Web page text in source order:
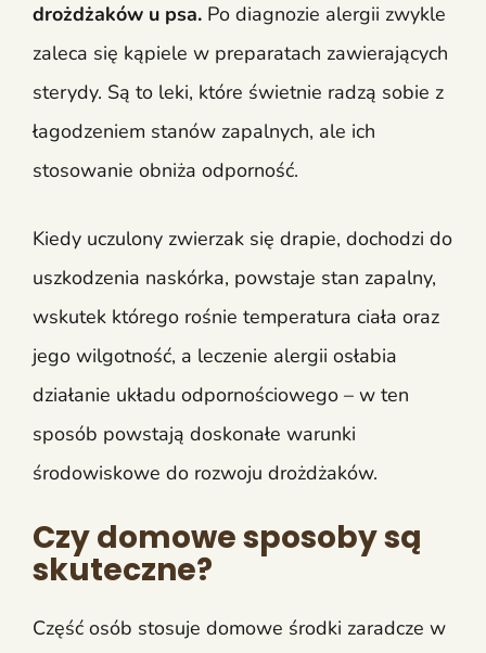
drożdżaków u psa. Po diagnozie alergii zwykle
zaleca się kąpiele w preparatach zawierających
sterydy. Są to leki, które świetnie radzą sobie z
łagodzeniem stanów zapalnych, ale ich
stosowanie obniża odporność.
Kiedy uczulony zwierzak się drapie, dochodzi do
uszkodzenia naskórka, powstaje stan zapalny,
wskutek którego rośnie temperatura ciała oraz
jego wilgotność, a leczenie alergii osłabia
działanie układu odpornościowego – w ten
sposób powstają doskonałe warunki
środowiskowe do rozwoju drożdżaków.
Czy domowe sposoby są
skuteczne?
Część osób stosuje domowe środki zaradcze w